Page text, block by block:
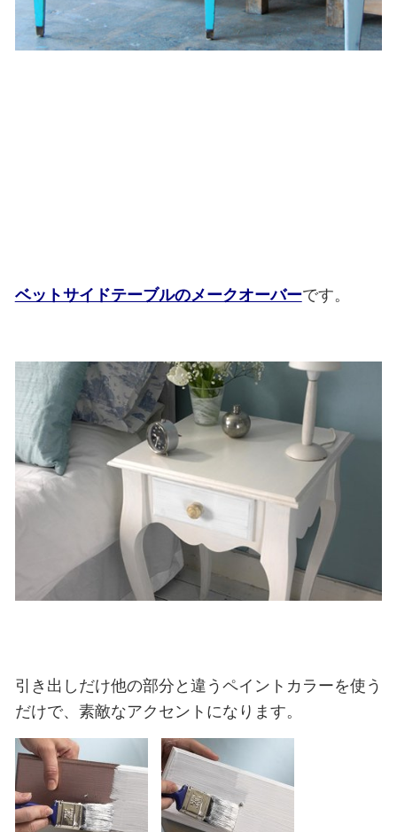
ベットサイドテーブルのメークオーバーです。
引き出しだけ他の部分と違うペイントカラーを使う
だけで、素敵なアクセントになります。